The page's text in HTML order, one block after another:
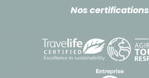
Nos certifications